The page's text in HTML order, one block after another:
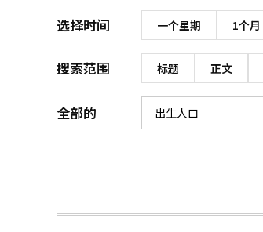
选择时间 一个星期 1个月
搜索范围 标题 正文
全部的